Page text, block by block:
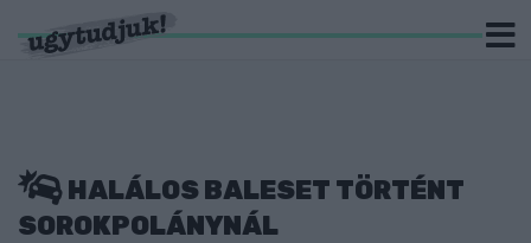
HALÁLOS BALESET TÖRTÉNT
SOROKPOLÁNYNÁL